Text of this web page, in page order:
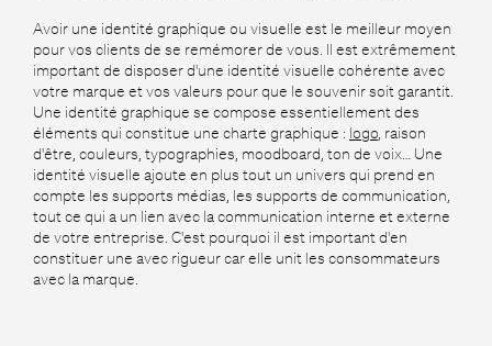
Avoir une identité graphique ou visuelle est le meilleur moyen
pour vos clients de se remémorer de vous. Il est extrêmement
important de disposer d'une identité visuelle cohérente avec
votre marque et vos valeurs pour que le souvenir soit garantit.
Une identité graphique se compose essentiellement des
éléments qui constitue une charte graphique : logo, raison
d'être, couleurs, typographies, moodboard, ton de voix… Une
identité visuelle ajoute en plus tout un univers qui prend en
compte les supports médias, les supports de communication,
tout ce qui a un lien avec la communication interne et externe
de votre entreprise. C'est pourquoi il est important d'en
constituer une avec rigueur car elle unit les consommateurs
avec la marque.